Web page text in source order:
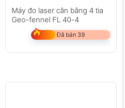
Máy đo laser cân bằng 4 tia
Geo-fennel FL 40-4
Đã bán 39